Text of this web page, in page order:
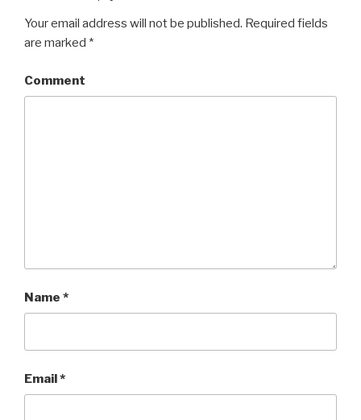
Your email address will not be published. Required fields
are marked *
Comment
Name *
Email*